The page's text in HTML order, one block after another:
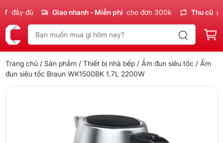
đầy đủ Giao nhanh - Miễn phí cho đơn 300k Thu cũ giá
Trang chủ / Sản phẩm / Thiết bị nhà bếp/ Ấm đun siêu tốc / Ấm
đun siêu tốc Braun WK1500BK 1.7L 2200W